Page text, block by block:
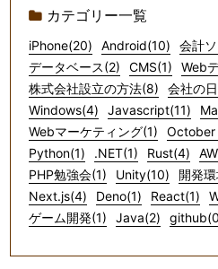
カテゴリー一覧
iPhone(20) Android(10) 会計
データベース(2)
CMS(1) Web
株式会社設立の方法(8)
会社の
Windows(4)
Javascript(11)
Webマーケティング(1)
October
Python(1)
.NET(1) Rust(4)
PHP勉強会(1)
Unity(10) 開発
Next.js(4)
Deno(1) React(1)
ゲーム開発(1)
Java(2)